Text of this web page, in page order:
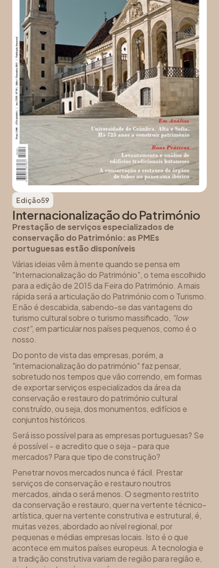
Edição59
Internacionalização do Património
Prestação de serviços especializados de
conservação do Património: as PMEs
portuguesas estão disponíveis
Várias ideias vêm à mente quando se pensa em
"Internacionalização do Património", o tema escolhido
para a edição de 2015 da Feira do Património. A mais
rápida será a articulação do Património com o Turismo.
E não é descabida, sabendo-se das vantagens do
turismo cultural sobre o turismo massificado, "low
cost", em particular nos países pequenos, como é o
nosso.
Do ponto de vista das empresas, porém, a
"internacionalização do património" faz pensar,
sobretudo nos tempos que vão correndo, em formas
de exportar serviços especializados da área da
conservação e restauro do património cultural
construído, ou seja, dos monumentos, edifícios e
conjuntos históricos.
Será isso possível para as empresas portuguesas? Se
é possível – e acredito que o seja – para que
mercados? Para que tipo de construção?
Penetrar novos mercados nunca é fácil. Prestar
serviços de conservação e restauro noutros
mercados, ainda o será menos. O segmento restrito
da conservação e restauro, quer na vertente técnico-
artística, quer na vertente construtiva e estrutural, é,
muitas vezes, abordado ao nível regional, por
pequenas e médias empresas locais. Isto é o que
acontece em muitos países europeus. A tecnologia e
a tradição construtiva variam de região para região e,